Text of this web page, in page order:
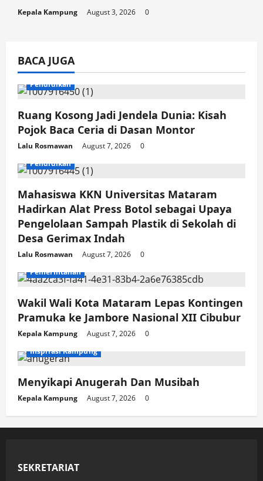
Kepala Kampung August 3, 2026 0
BACA JUGA
Pendidikan
Ruang Kosong Jadi Jendela Dunia: Kisah
Pojok Baca Ceria di Dasan Montor
Lalu Rosmawan August 7, 2026
0
Pendidikan
Mahasiswa KKN Universitas Mataram
Hadirkan Alat Press Botol sebagai Upaya
Pengelolaan Sampah Plastik di Sekolah di
Desa Gerimax Indah
Lalu Rosmawan August 7, 2026
0
Pemerintahan
Wakil Wali Kota Mataram Lepas Kontingen
Pramuka ke Jambore Nasional XII Cibubur
Kepala Kampung August 7, 2026
0
Inspirasi Kampung
Menyikapi Anugerah Dan Musibah
Kepala Kampung August 7, 2026 0
SEKRETARIAT